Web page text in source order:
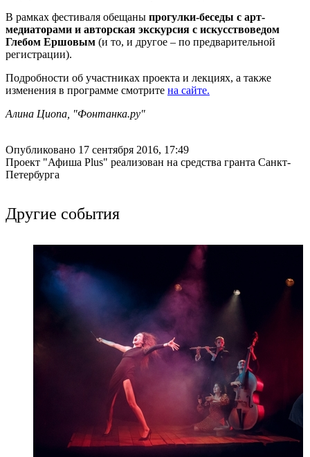
В рамках фестиваля обещаны прогулки-беседы с арт-
медиаторами и авторская экскурсия с искусствоведом
Глебом Ершовым (и то, и другое – по предварительной
регистрации).
Подробности об участниках проекта и лекциях, а также
изменения в программе смотрите на сайте.
Алина Циопа, "Фонтанка.ру"
Опубликовано 17 сентября 2016, 17:49
Проект "Афиша Plus" реализован на средства гранта Санкт-
Петербурга
Другие события